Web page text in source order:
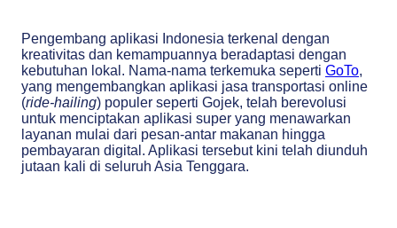
Pengembang aplikasi Indonesia terkenal dengan
kreativitas dan kemampuannya beradaptasi dengan
kebutuhan lokal. Nama-nama terkemuka seperti GoTo,
yang mengembangkan aplikasi jasa transportasi online
(ride-hailing) populer seperti Gojek, telah berevolusi
untuk menciptakan aplikasi super yang menawarkan
layanan mulai dari pesan-antar makanan hingga
pembayaran digital. Aplikasi tersebut kini telah diunduh
jutaan kali di seluruh Asia Tenggara.